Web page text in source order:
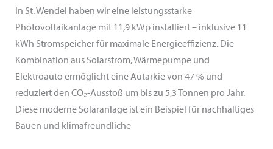
In St. Wendel haben wir eine leistungsstarke
Photovoltaikanlage mit 11,9 kWp installiert – inklusive 11
kWh Stromspeicher für maximale Energieeffizienz. Die
Kombination aus Solarstrom, Wärmepumpe und
Elektroauto ermöglicht eine Autarkie von 47 % und
reduziert den CO₂-Ausstoß um bis zu 5,3 Tonnen pro Jahr.
Diese moderne Solaranlage ist ein Beispiel für nachhaltiges
Bauen und klimafreundliche